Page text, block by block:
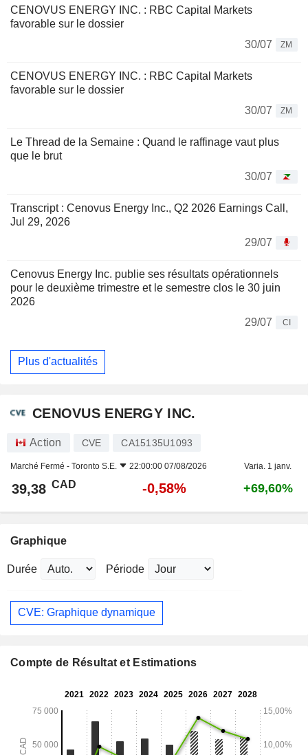
CENOVUS ENERGY INC. : RBC Capital Markets
favorable sur le dossier
30/07
ZM
CENOVUS ENERGY INC. : RBC Capital Markets
favorable sur le dossier
30/07
ZM
Le Thread de la Semaine : Quand le raffinage vaut plus
que le brut
30/07
Transcript : Cenovus Energy Inc., Q2 2026 Earnings Call,
Jul 29, 2026
29/07
Cenovus Energy Inc. publie ses résultats opérationnels
pour le deuxième trimestre et le semestre clos le 30 juin
2026
29/07
CI
Plus d'actualités
CENOVUS ENERGY INC.
Action CVE CA15135U1093
Marché Fermé - Toronto S.E. 22:00:00 07/08/2026 Varia. 1 janv.
39,38 CAD -0,58% +69,60%
Graphique
Durée Période
CVE: Graphique dynamique
Compte de Résultat et Estimations